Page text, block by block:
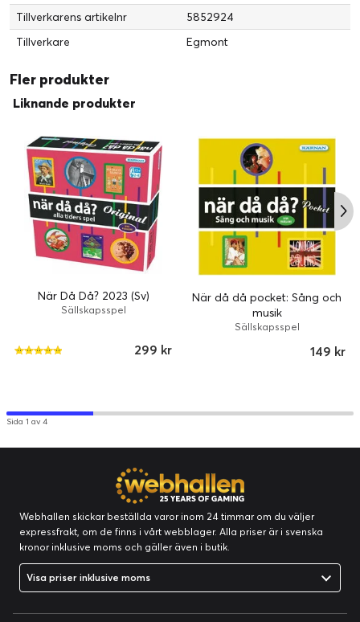
Tillverkarens artikelnr
5852924
Tillverkare
Egmont
Fler produkter
Liknande produkter
När Då Då? 2023 (Sv)
Sällskapsspel
299 kr
När då då pocket: Sång och
musik
Sällskapsspel
149 kr
Sida 1 av 4
Webhallen skickar beställda varor inom 24 timmar om du väljer
expressfrakt, om de finns i vårt webblager. Alla priser är i svenska
kronor inklusive moms och gäller även i butik.
Visa priser inklusive moms